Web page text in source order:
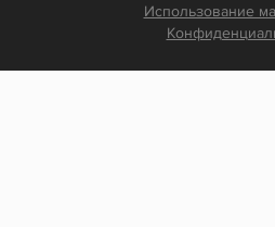
Использование